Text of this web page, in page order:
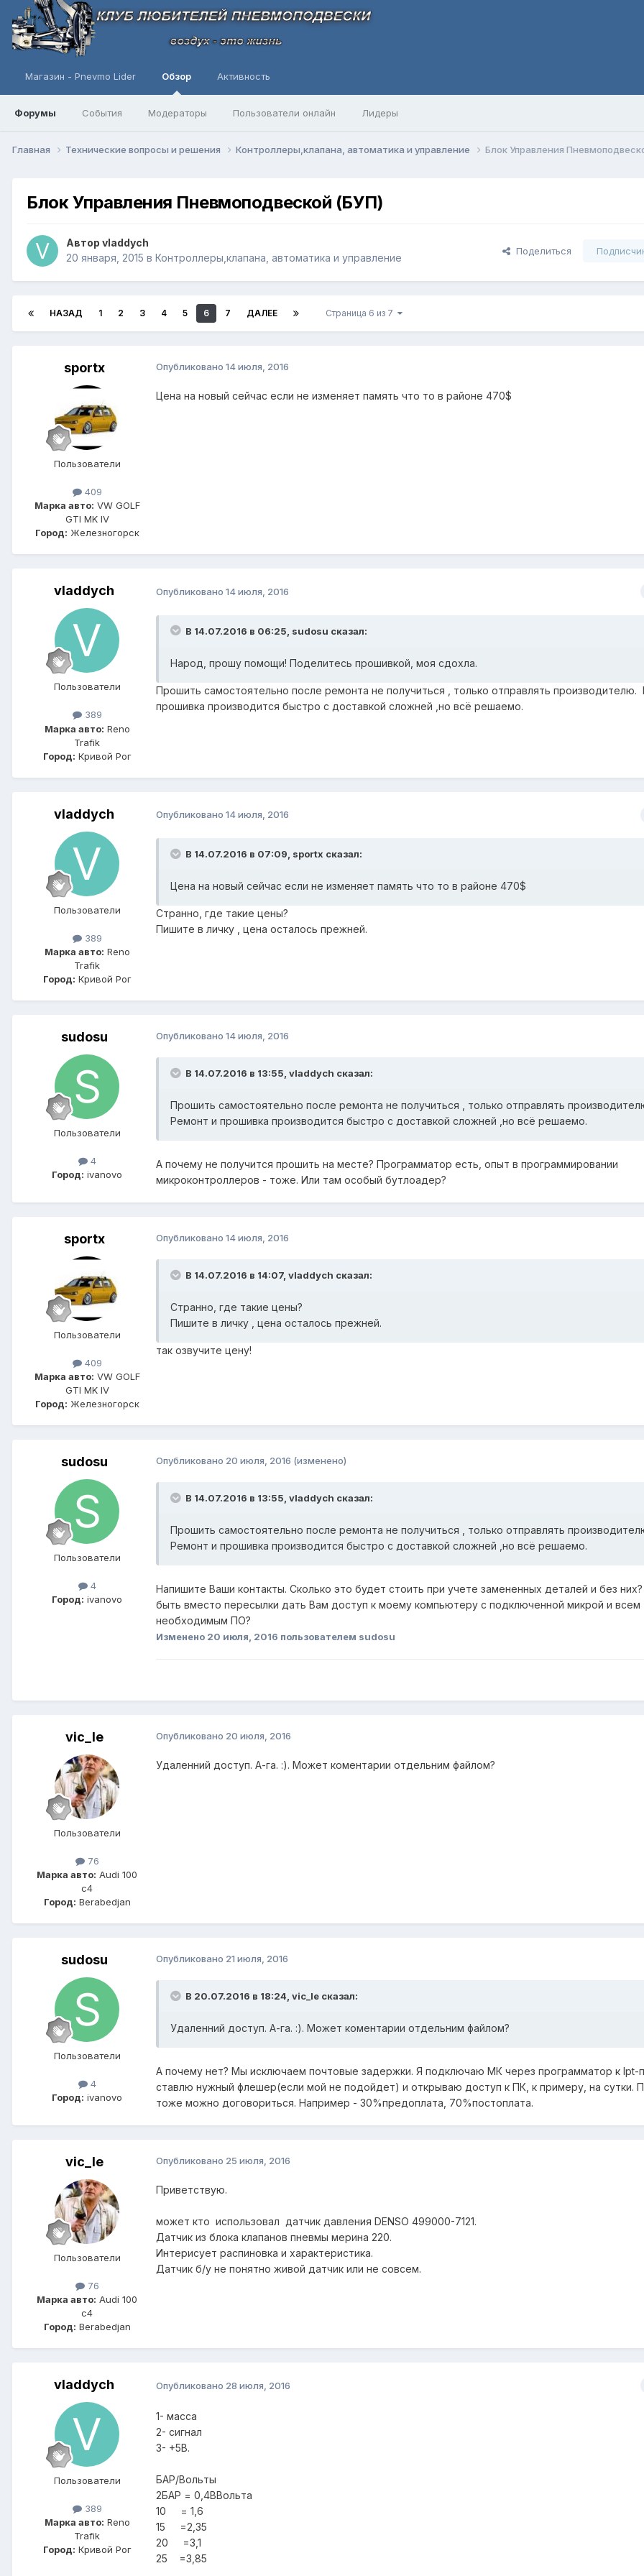
Магазин - Pnevmo Lider Обзор
Форумы События Модераторы Пользователи онлайн Лидеры
Активность
Главная Технические вопросы и решения Контроллеры,клапана, автоматика и управление Блок Управления
Блок Управления Пневмоподвеской (БУП)
Автор vladdych
20 января, 2015 в Контроллеры,клапана, автоматика и управление
Поделиться
НАЗАД 1 2 3 4 5 6 7 ДАЛЕЕ Страница 6 из 7
sportx
Пользователи
409
Марка авто: VW GOLF
GTI MK IV
Город: Железногорск
Опубликовано 14 июля, 2016
Цена на новый сейчас если не изменяет память что то в районе 470$
vladdych
Пользователи
389
Марка авто: Reno
Trafik
Город: Кривой Рог
Опубликовано 14 июля, 2016
В 14.07.2016 в 06:25, sudosu сказал:
Народ, прошу помощи! Поделитесь прошивкой, моя сдохла.
Прошить самостоятельно после ремонта не получиться , только отправлять производителю.
прошивка производится быстро с доставкой сложней ,но всё решаемо.
vladdych
Пользователи
389
Марка авто: Reno
Trafik
Город: Кривой Рог
Опубликовано 14 июля, 2016
В 14.07.2016 в 07:09, sportx сказал:
Цена на новый сейчас если не изменяет память что то в районе 470$
Странно, где такие цены?
Пишите в личку , цена осталось прежней.
sudosu
Пользователи
4
Город: ivanovo
Опубликовано 14 июля, 2016
В 14.07.2016 в 13:55, vladdych сказал:
Прошить самостоятельно после ремонта не получиться , только отправлять
Ремонт и прошивка производится быстро с доставкой сложней ,но всё решаемо.
А почему не получится прошить на месте? Программатор есть, опыт в программировании
микроконтроллеров - тоже. Или там особый бутлоадер?
sportx
Пользователи
409
Марка авто: VW GOLF
GTI MK IV
Город: Железногорск
Опубликовано 14 июля, 2016
В 14.07.2016 в 14:07, vladdych сказал:
Странно, где такие цены?
Пишите в личку , цена осталось прежней.
так озвучите цену!
sudosu
Пользователи
4
Город: ivanovo
Опубликовано 20 июля, 2016 (изменено)
В 14.07.2016 в 13:55, vladdych сказал:
Прошить самостоятельно после ремонта не получиться , только отправлять
Ремонт и прошивка производится быстро с доставкой сложней ,но всё решаемо.
Напишите Ваши контакты. Сколько это будет стоить при учете замененных деталей и без
быть вместо пересылки дать Вам доступ к моему компьютеру с подключенной микрой и всем
необходимым ПО?
Изменено 20 июля, 2016 пользователем sudosu
vic_le
Пользователи
76
Марка авто: Audi 100
c4
Город: Berabedjan
Опубликовано 20 июля, 2016
Удаленний доступ. А-га. :). Может коментарии отдельним файлом?
sudosu
Пользователи
4
Город: ivanovo
Опубликовано 21 июля, 2016
В 20.07.2016 в 18:24, vic_le сказал:
Удаленний доступ. А-га. :). Может коментарии отдельним файлом?
А почему нет? Мы исключаем почтовые задержки. Я подключаю МК через программатор к lpt-
ставлю нужный флешер(если мой не подойдет) и открываю доступ к ПК, к примеру, на сутки.
тоже можно договориться. Например - 30%предоплата, 70%постоплата.
vic_le
Пользователи
76
Марка авто: Audi 100
c4
Город: Berabedjan
Опубликовано 25 июля, 2016
Приветствую.
может кто использовал датчик давления DENSO 499000-7121.
Датчик из блока клапанов пневмы мерина 220.
Интерисует распиновка и характеристика.
Датчик б/у не понятно живой датчик или не совсем.
vladdych
Пользователи
389
Марка авто: Reno
Trafik
Город: Кривой Рог
Опубликовано 28 июля, 2016
1- масса
2- сигнал
3- +5В.
БАР/Вольты
2БАР = 0,4ВВольта
10 = 1,6
15 =2,35
20 =3,1
25 =3,85